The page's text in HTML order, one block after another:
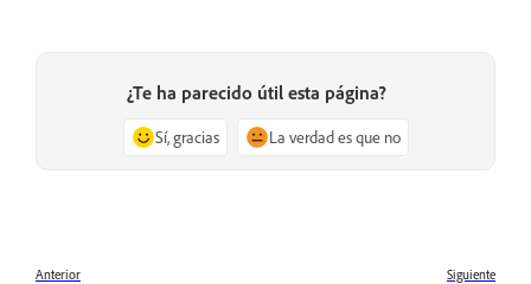
¿Te ha parecido útil esta página?
Sí, gracias La verdad es que no
Anterior Siguiente